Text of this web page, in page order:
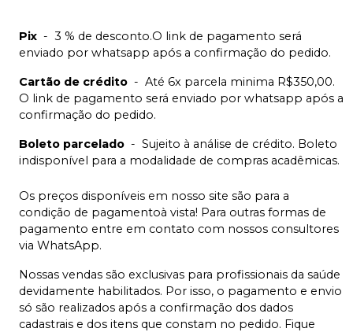
Pix - 3 % de desconto.O link de pagamento será
enviado por whatsapp após a confirmação do pedido.
Cartão de crédito - Até 6x parcela minima R$350,00.
O link de pagamento será enviado por whatsapp após a
confirmação do pedido.
Boleto parcelado - Sujeito à análise de crédito. Boleto
indisponível para a modalidade de compras acadêmicas.
Os preços disponíveis em nosso site são para a
condição de pagamentoà vista! Para outras formas de
pagamento entre em contato com nossos consultores
via WhatsApp.
Nossas vendas são exclusivas para profissionais da saúde
devidamente habilitados. Por isso, o pagamento e envio
só são realizados após a confirmação dos dados
cadastrais e dos itens que constam no pedido. Fique